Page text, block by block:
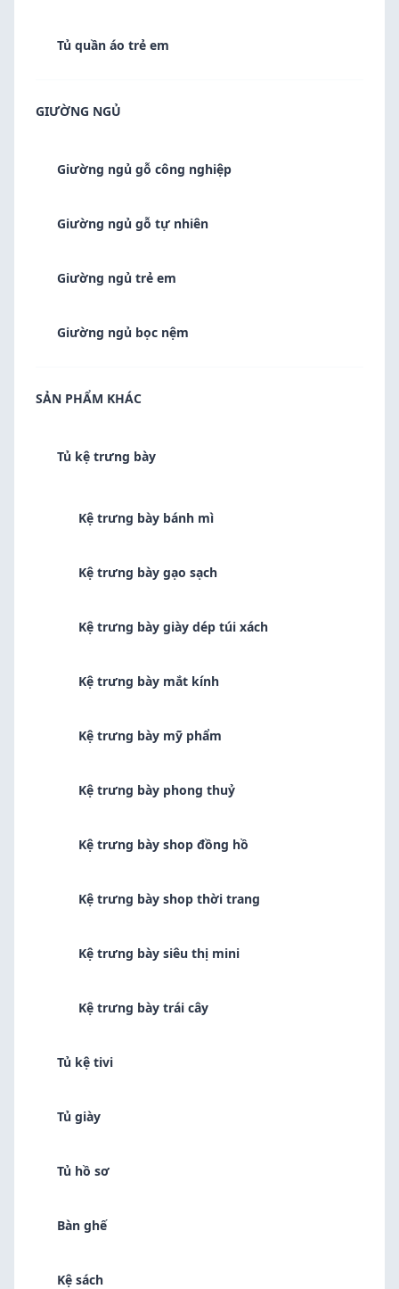
Tủ quần áo trẻ em
GIƯỜNG NGỦ
Giường ngủ gỗ công nghiệp
Giường ngủ gỗ tự nhiên
Giường ngủ trẻ em
Giường ngủ bọc nệm
SẢN PHẨM KHÁC
Tủ kệ trưng bày
Kệ trưng bày bánh mì
Kệ trưng bày gạo sạch
Kệ trưng bày giày dép túi xách
Kệ trưng bày mắt kính
Kệ trưng bày mỹ phẩm
Kệ trưng bày phong thuỷ
Kệ trưng bày shop đồng hồ
Kệ trưng bày shop thời trang
Kệ trưng bày siêu thị mini
Kệ trưng bày trái cây
Tủ kệ tivi
Tủ giày
Tủ hồ sơ
Bàn ghế
Kệ sách